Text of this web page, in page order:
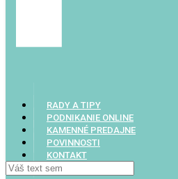
RADY A TIPY
PODNIKANIE ONLINE
KAMENNÉ PREDAJNE
POVINNOSTI
KONTAKT